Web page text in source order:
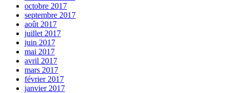
octobre 2017
septembre 2017
août 2017
juillet 2017
juin 2017
mai 2017
avril 2017
mars 2017
février 2017
janvier 2017